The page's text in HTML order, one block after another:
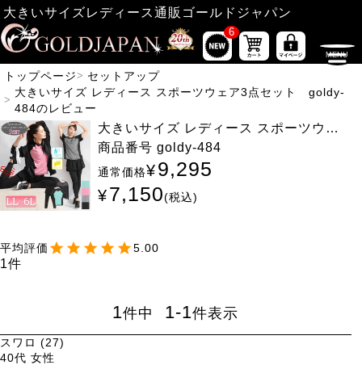
大きいサイズレディース通販ゴールドジャパン
6
トップページ
セットアップ
大きいサイズ レディース スポーツウェア3点セット goldy-
484のレビュー
大きいサイズ レディース スポーツウェ
ア3点セット goldy-484
商品番号 goldy-484
通常価格¥9,295
¥7,150 税込
5.00
1
1件中 1-1件表示
スワロ
27
40代 女性